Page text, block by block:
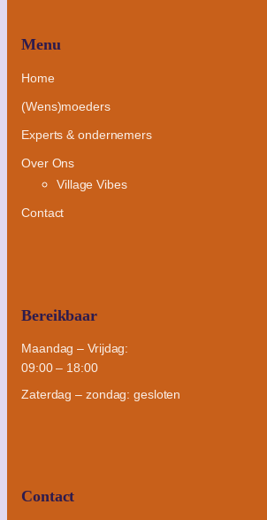
Menu
Home
(Wens)moeders
Experts & ondernemers
Over Ons
Village Vibes
Contact
Bereikbaar
Maandag – Vrijdag:
09:00 – 18:00
Zaterdag – zondag: gesloten
Contact